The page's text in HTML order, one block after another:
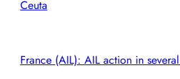
Ceuta
France (AIL): AIL action in